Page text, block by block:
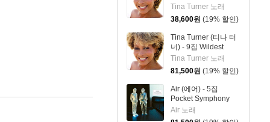
Dreams 2026
Tina Turner 노래
38,600원 (19% 할인)
Tina Turner (티나 터
너) - 9집 Wildest
Dreams 2026 [2LP]
Tina Turner 노래
81,500원 (19% 할인)
Air (에어) - 5집
Pocket Symphony
[클리어 컬러 2LP]
Air 노래